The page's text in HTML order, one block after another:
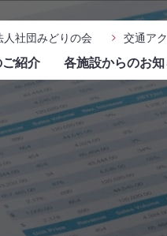
人社団みどりの会 交通ア
紹介 各施設からのお